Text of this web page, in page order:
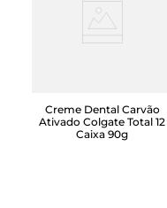
Creme Dental Carvão
Ativado Colgate Total 12
Caixa 90g